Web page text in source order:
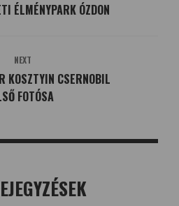
ÉLMÉNYPARK ÓZDON
NEXT
KOSZTYIN CSERNOBIL
FOTÓSA